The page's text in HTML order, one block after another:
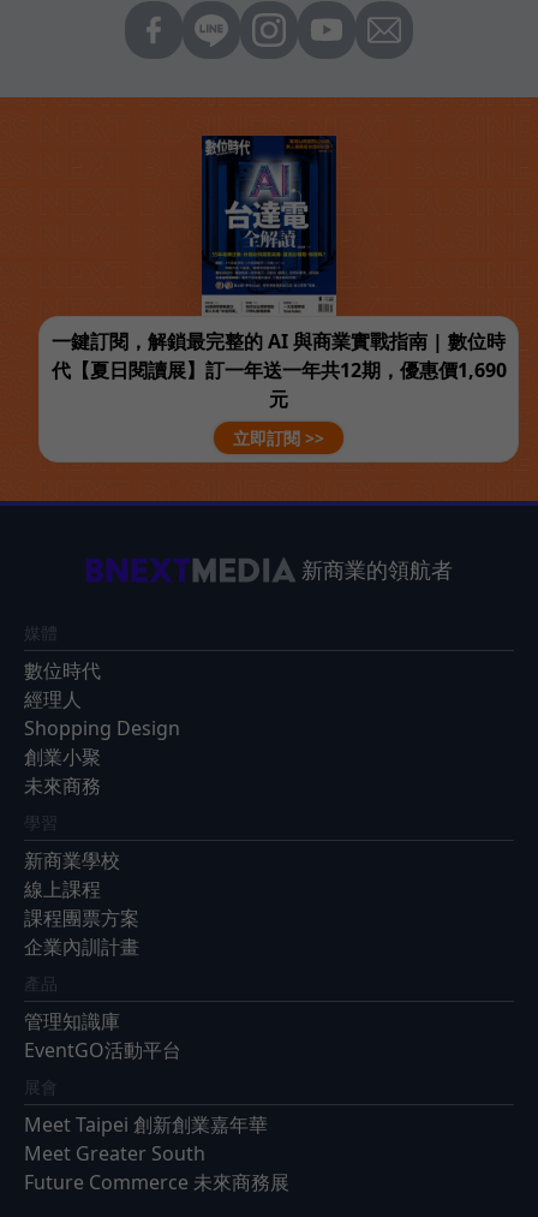
一鍵訂閱，解鎖最完整的 AI 與商業實戰指南 | 數位時
代【夏日閱讀展】訂一年送一年共12期，優惠價1,690
元
立即訂閱 >>
新商業的領航者
媒體
數位時代
經理人
Shopping Design
創業小聚
未來商務
學習
新商業學校
線上課程
課程團票方案
企業內訓計畫
產品
管理知識庫
EventGO活動平台
展會
Meet Taipei 創新創業嘉年華
Meet Greater South
Future Commerce 未來商務展